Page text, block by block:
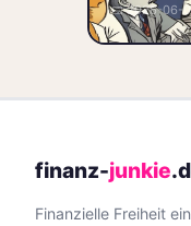
📅 2026-06-
finanz-junkie
Finanzielle Freiheit